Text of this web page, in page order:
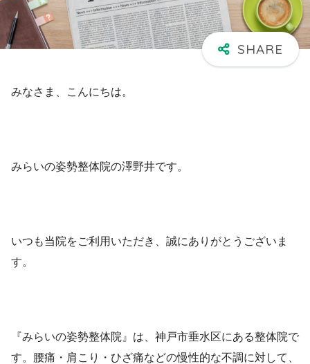
みなさま、こんにちは。
みらいの姿勢整体院の澤野井です。
いつも当院をご利用いただき、誠にありがとうございま
す。
『みらいの姿勢整体院』は、神戸市垂水区にある整体院で
す。腰痛・肩こり・ひざ痛などの慢性的な不調に対して、